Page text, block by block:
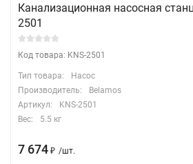
Канализационная насосная
2501
Код товара: KNS-2501
Тип товара:
Насос
Производитель:
Belamos
Артикул:
KNS-2501
Вес:
5.5 кг
7 674 ₽ /шт.